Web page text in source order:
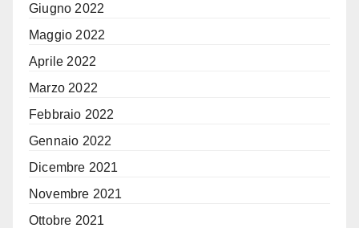
Giugno 2022
Maggio 2022
Aprile 2022
Marzo 2022
Febbraio 2022
Gennaio 2022
Dicembre 2021
Novembre 2021
Ottobre 2021